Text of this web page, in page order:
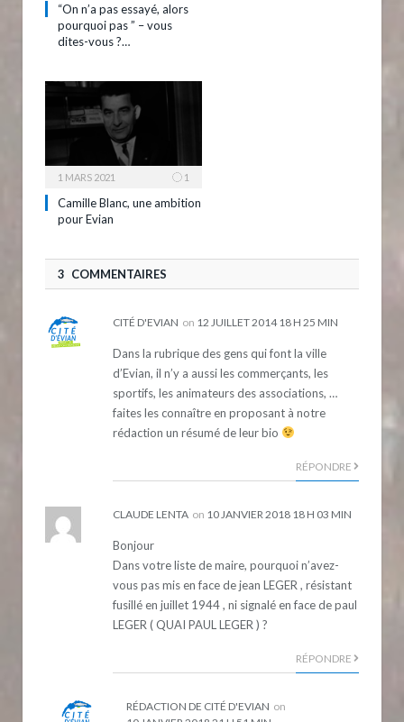
“On n’a pas essayé, alors
pourquoi pas ” – vous
dites-vous ?…
1 MARS 2021 1
Camille Blanc, une ambition
pour Evian
3 COMMENTAIRES
CITÉ D'EVIAN on 12 JUILLET 2014 18 H 25 MIN
Dans la rubrique des gens qui font la ville
d’Evian, il n’y a aussi les commerçants, les
sportifs, les animateurs des associations, …
faites les connaître en proposant à notre
rédaction un résumé de leur bio
RÉPONDRE
CLAUDE LENTA on 10 JANVIER 2018 18 H 03 MIN
Bonjour
Dans votre liste de maire, pourquoi n’avez-
vous pas mis en face de jean LEGER , résistant
fusillé en juillet 1944 , ni signalé en face de paul
LEGER ( QUAI PAUL LEGER ) ?
RÉPONDRE
RÉDACTION DE CITÉ D'EVIAN on